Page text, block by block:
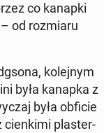
co kanapki
od roz­mia­ru
ko­lej­nym
była kanapka z
była obficie
cien­ki­mi pla­ster­